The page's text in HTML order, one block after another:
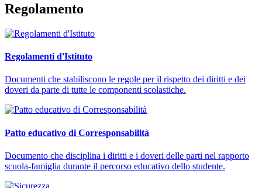
Regolamento
Regolamenti d'Istituto
Documenti che stabiliscono le regole per il rispetto dei diritti e dei
doveri da parte di tutte le componenti scolastiche.
Patto educativo di Corresponsabilità
Documento che disciplina i diritti e i doveri delle parti nel rapporto
scuola-famiglia durante il percorso educativo dello studente.